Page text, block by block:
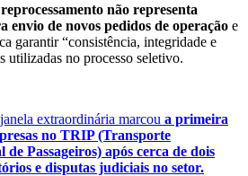
não representa
envio de novos pedidos de operação e
garantir “consistência, integridade e
utilizadas no processo seletivo.
extraordinária marcou a primeira
no TRIP (Transporte
Passageiros) após cerca de dois
e disputas judiciais no setor.